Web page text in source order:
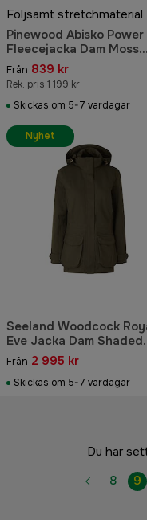
Följsamt stretchmaterial
Pinewood Abisko Power
Fleecejacka Dam Moss
Green
Från 839 kr
Rek. pris 1 199 kr
Skickas om 5-7 vardagar
Seeland Woodcock
Eve Jacka Dam Shaded
Olive
Från 2 995 kr
Skickas om 5-7 vardagar
Nyhet
Du har
8
9